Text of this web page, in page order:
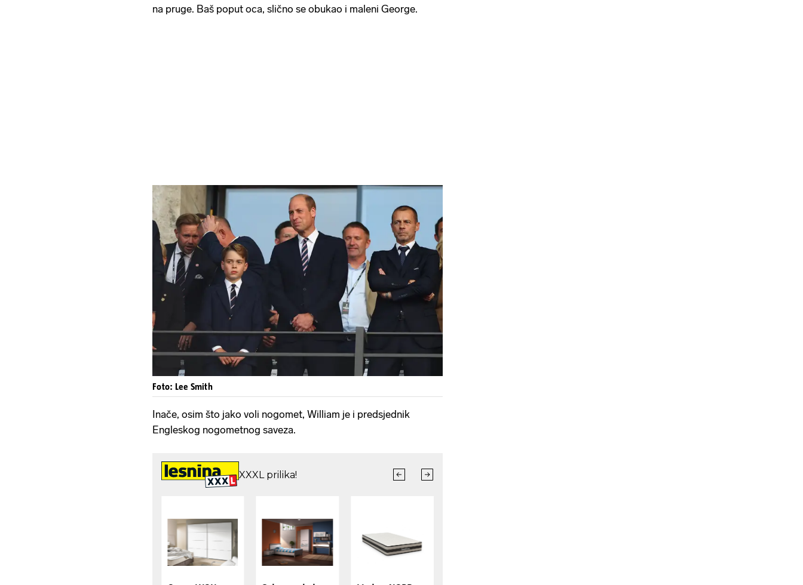
na pruge. Baš poput oca, slično se obukao i maleni George.
Foto: Lee Smith
Inače, osim što jako voli nogomet, William je i predsjednik
Engleskog nogometnog saveza.